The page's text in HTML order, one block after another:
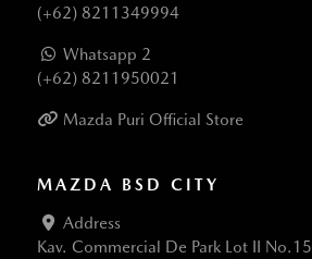
(+62) 8211349994
Whatsapp 2
(+62) 8211950021
Mazda Puri Official Store
MAZDA BSD CITY
Address
Kav. Commercial De Park Lot II No.15